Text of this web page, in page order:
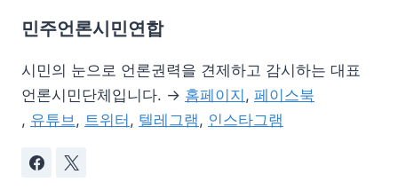
민주언론시민연합
시민의 눈으로 언론권력을 견제하고 감시하는 대표
언론시민단체입니다. → 홈페이지 , 페이스북
, 유튜브, 트위터 , 텔레그램, 인스타그램